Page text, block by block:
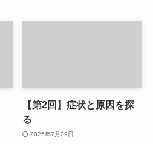
【第2回】症状と原因を探
る
2026年7月29日